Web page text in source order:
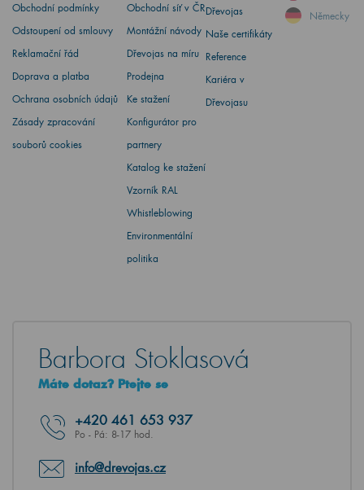
Obchodní podmínky
Odstoupení od smlouvy
Reklamační řád
Doprava a platba
Ochrana osobních údajů
Zásady zpracování
souborů cookies
Obchodní síť v ČR
Montážní návody
Dřevojas na míru
Prodejna
Ke stažení
Konfigurátor pro
partnery
Katalog ke stažení
Vzorník RAL
Whistleblowing
Environmentální
politika
Dřevojas
Naše certifikáty
Reference
Kariéra v
Dřevojasu
Německy
Barbora Stoklasová
Máte dotaz? Ptejte se
+420 461 653 937
Po - Pá: 8-17 hod.
info@drevojas.cz